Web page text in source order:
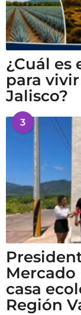
¿Cuál
para
Jalisco?
3
Mercado
casa
Región